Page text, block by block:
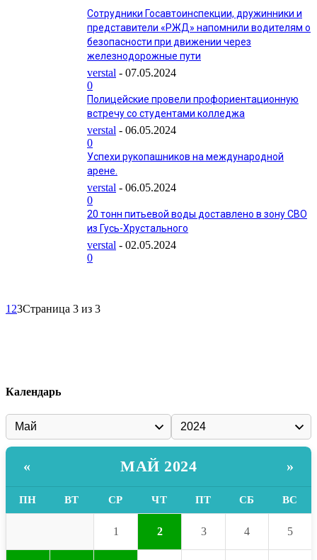
Сотрудники Госавтоинспекции, дружинники и
представители «РЖД» напомнили водителям о
безопасности при движении через
железнодорожные пути
verstal - 07.05.2024
0
Полицейские провели профориентационную
встречу со студентами колледжа
verstal - 06.05.2024
0
Успехи рукопашников на международной
арене.
verstal - 06.05.2024
0
20 тонн питьевой воды доставлено в зону СВО
из Гусь-Хрустального
verstal - 02.05.2024
0
1 23Страница 3 из 3
Календарь
« МАЙ 2024 »
ПН ВТ СР ЧТ ПТ СБ ВС
1 2 3 4 5